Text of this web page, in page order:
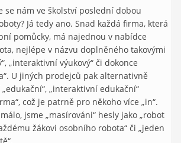
se nám ve školství poslední dobou
Já tedy ano. Snad každá firma, která
pomůcky, má najednou v nabídce
nejlépe v názvu doplněného takovými
„interaktivní výukový“ či dokonce
U jiných prodejců pak alternativně
„interaktivní edukační“
což je patrně pro někoho více „in“.
jsme „masírováni“ hesly jako „robot
žákovi osobního robota“ či „jeden